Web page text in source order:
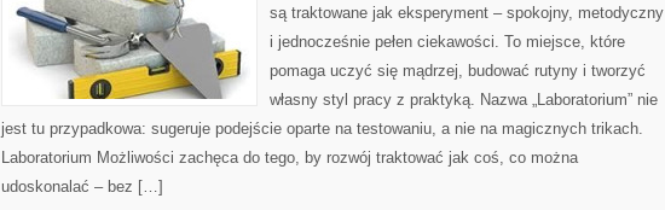
są traktowane jak eksperyment – spokojny, metodyczny
i jednocześnie pełen ciekawości. To miejsce, które
pomaga uczyć się mądrzej, budować rutyny i tworzyć
własny styl pracy z praktyką. Nazwa „Laboratorium” nie
jest tu przypadkowa: sugeruje podejście oparte na testowaniu, a nie na magicznych trikach.
Laboratorium Możliwości zachęca do tego, by rozwój traktować jak coś, co można
udoskonalać – bez […]